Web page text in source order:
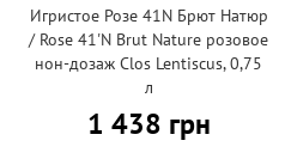
Игристое Розе 41N Брют Натюр
/ Rose 41'N Brut Nature розовое
нон-дозаж Clos Lentiscus, 0,75
л
1 438 грн